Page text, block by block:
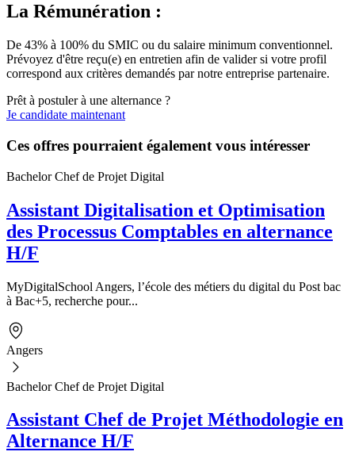
La Rémunération :
De 43% à 100% du SMIC ou du salaire minimum conventionnel.
Prévoyez d'être reçu(e) en entretien afin de valider si votre profil
correspond aux critères demandés par notre entreprise partenaire.
Prêt à postuler à une alternance ?
Je candidate maintenant
Ces offres pourraient également vous intéresser
Bachelor Chef de Projet Digital
Assistant Digitalisation et Optimisation
des Processus Comptables en alternance
H/F
MyDigitalSchool Angers, l’école des métiers du digital du Post bac
à Bac+5, recherche pour...
Angers
Bachelor Chef de Projet Digital
Assistant Chef de Projet Méthodologie en
Alternance H/F